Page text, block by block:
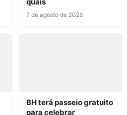
7 de agosto de 2026
BH terá passeio gratuito
para celebrar